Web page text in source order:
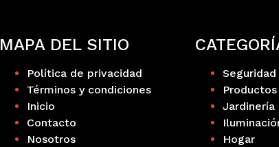
MAPA DEL SITIO
Política de privacidad
Términos y condiciones
Inicio
Contacto
Nosotros
Seguridad
Jardinería
Hogar